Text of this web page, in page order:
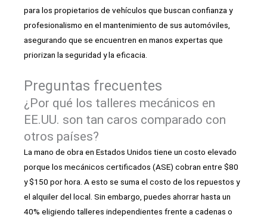
para los propietarios de vehículos que buscan confianza y
profesionalismo en el mantenimiento de sus automóviles,
asegurando que se encuentren en manos expertas que
priorizan la seguridad y la eficacia.
Preguntas frecuentes
¿Por qué los talleres mecánicos en
EE.UU. son tan caros comparado con
otros países?
La mano de obra en Estados Unidos tiene un costo elevado
porque los mecánicos certificados (ASE) cobran entre $80
y $150 por hora. A esto se suma el costo de los repuestos y
el alquiler del local. Sin embargo, puedes ahorrar hasta un
40% eligiendo talleres independientes frente a cadenas o